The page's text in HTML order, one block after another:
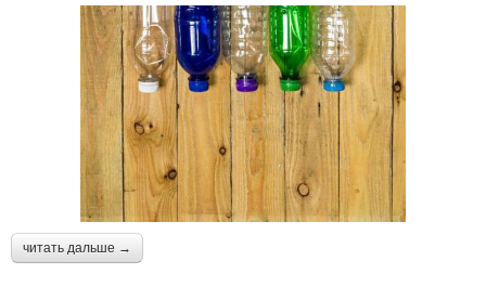
читать дальше →